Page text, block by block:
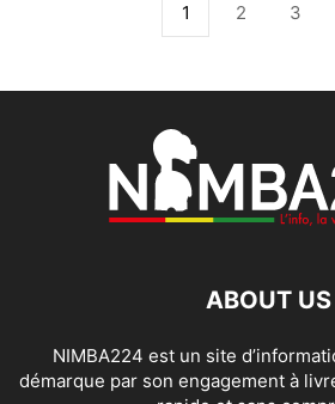
1 2 3
ABOUT US
NIMBA224 est un site
démarque par son engagement à